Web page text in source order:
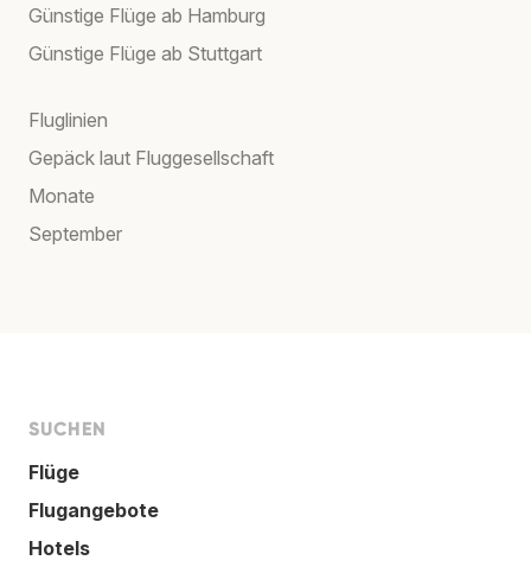
Günstige Flüge ab Hamburg
Günstige Flüge ab Stuttgart
Fluglinien
Gepäck laut Fluggesellschaft
Monate
September
SUCHEN
Flüge
Flugangebote
Hotels